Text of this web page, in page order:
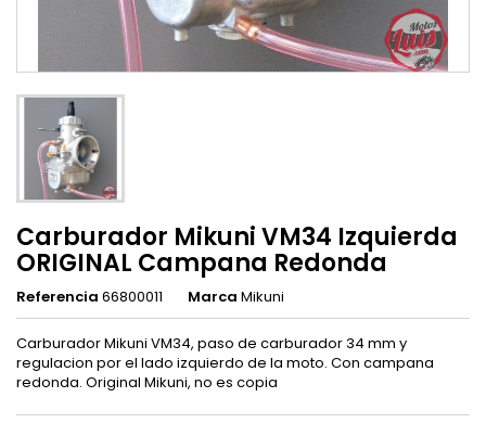
Carburador Mikuni VM34 Izquierda
ORIGINAL Campana Redonda
Referencia 66800011 Marca Mikuni
Carburador Mikuni VM34, paso de carburador 34 mm y
regulacion por el lado izquierdo de la moto. Con campana
redonda. Original Mikuni, no es copia